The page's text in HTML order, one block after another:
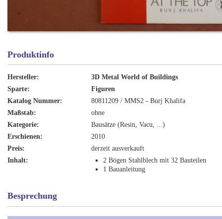
Produktinfo
Hersteller:
3D Metal World of Buildings
Sparte:
Figuren
Katalog Nummer:
80811209 / MMS2 - Burj Khalifa
Maßstab:
ohne
Kategorie:
Bausätze (Resin, Vacu, ...)
Erschienen:
2010
Preis:
derzeit ausverkauft
Inhalt:
2 Bögen Stahlblech mit 32 Bauteilen
1 Bauanleitung
Besprechung